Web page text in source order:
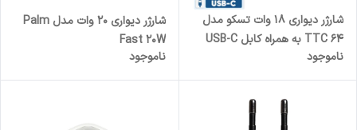
شارژر دیواری 18 وات تسکو مدل
TTC 64 به همراه کابل USB-C
ناموجود
شارژر دیواری 20 وات مدل Palm
Fast 20W
ناموجود